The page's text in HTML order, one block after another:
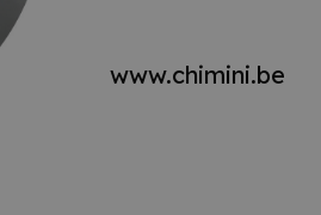
www.chimini.be